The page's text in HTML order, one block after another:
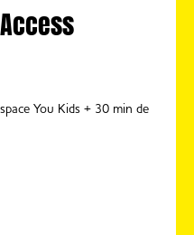
You Kids + 30 min de